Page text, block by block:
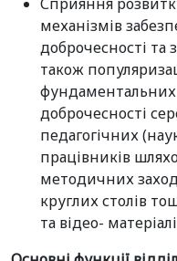
механізмів
доброчесності та
також
фундаментальних
доброчесності
педагогічних
працівників
методичних
круглих столів
та відео-